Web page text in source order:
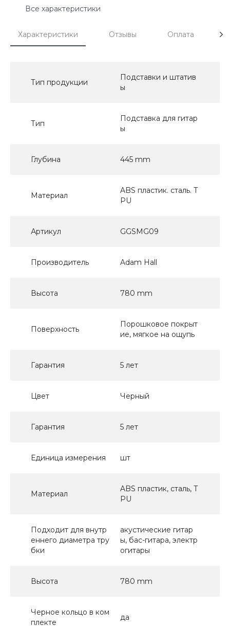
Все характеристики
Характеристики Отзывы Оплата
Тип продукции
Подставки и штатив
ы
Тип
Подставка для гитар
ы
Глубина 445 mm
Материал
ABS пластик. сталь. T
PU
Артикул GGSMG09
Производитель Adam Hall
Высота 780 mm
Поверхность
Порошковое покрыт
ие, мягкое на ощупь
Гарантия 5 лет
Цвет Черный
Гарантия 5 лет
Единица измерения шт
Материал
ABS пластик, сталь, T
PU
Подходит для внутр
еннего диаметра тру
бки
акустические гитар
ы, бас-гитара, электр
огитары
Высота 780 mm
Черное кольцо в ком
плекте
да